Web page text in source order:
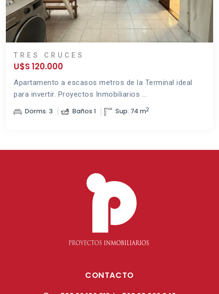
TRES CRUCES
U$S 120.000
Apartamento a escasos metros de la Terminal ideal
para invertir. Proyectos Inmobiliarios ...
Dorms. 3 Baños 1 Sup. 74 m2
CONTACTO